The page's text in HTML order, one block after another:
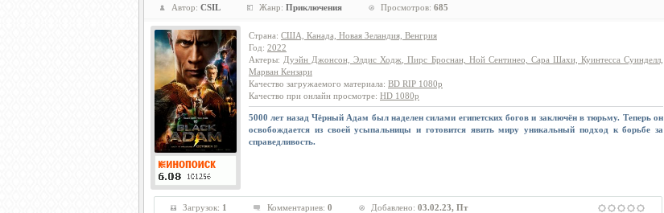
Автор: CSIL Жанр: Приключения Просмотров: 685
Страна: США, Канада, Новая Зеландия, Венгрия
Год: 2022
Актеры: Дуэйн Джонсон, Элдис Ходж, Пирс Броснан, Ной Сентинео, Сара Шахи, Куинтесса Суинделл,
Марван Кензари
Качество загружаемого материала: BD RIP 1080p
Качество при онлайн просмотре: HD 1080p
5000 лет назад Чёрный Адам был наделен силами египетских богов и заключён в тюрьму. Теперь он
освобождается из своей усыпальницы и готовится явить миру уникальный подход к борьбе за
справедливость.
Загрузок: 1 Комментариев: 0 Добавлено: 03.02.23, Пт